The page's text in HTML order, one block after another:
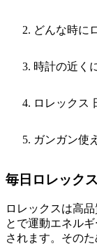
どんな時に
時計の近く
ロレックス
ガンガン使
毎日ロレック
ロレックスは高
とで運動エネル
されます。その